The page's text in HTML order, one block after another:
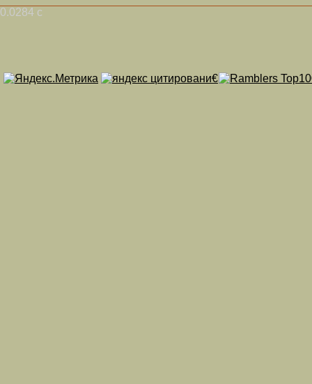
0.0284 с